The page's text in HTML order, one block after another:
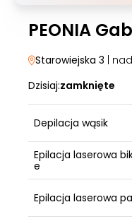
PEONIA
Starowiejska 3 |
Dzisiaj:zamknięte
Depilacja wąsik
Epilacja laserowa
e
Epilacja laserowa